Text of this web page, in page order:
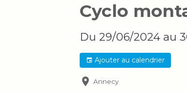
Cyclo
Du 29/06/2024 au
Ajouter au calendrier
Annecy